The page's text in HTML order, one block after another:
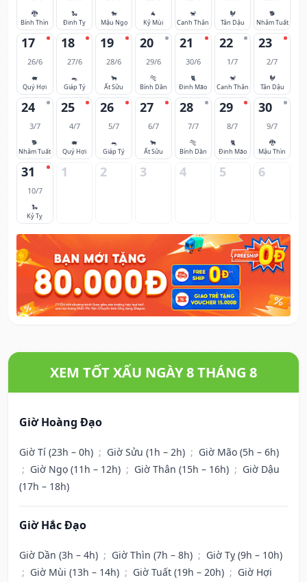
🐉
Bính Thìn
🐍
Đinh Tỵ
🐎
Mậu Ngọ
🐐
Kỷ Mùi
🐒
Canh Thân
🐓
Tân Dậu
🐕
Nhâm Tuất
17
26/6
🐖
Quý Hợi
18
27/6
🐀
Giáp Tý
19
28/6
🐂
Ất Sửu
20
29/6
🐅
Bính Dần
21
30/6
🐈
Đinh Mão
22
1/7
🐒
Canh Thân
23
2/7
🐓
Tân Dậu
24
3/7
🐕
Nhâm Tuất
25
4/7
🐖
Quý Hợi
26
5/7
🐀
Giáp Tý
27
6/7
🐂
Ất Sửu
28
7/7
🐅
Bính Dần
29
8/7
🐈
Đinh Mão
30
9/7
🐉
Mậu Thìn
31
10/7
🐍
Kỷ Tỵ
1 2 3 4 5 6
XEM TỐT XẤU NGÀY 8 THÁNG 8
Giờ Hoàng Đạo
Giờ Tí (23h – 0h) ; Giờ Sửu (1h – 2h) ; Giờ Mão (5h – 6h)
; Giờ Ngọ (11h – 12h) ; Giờ Thân (15h – 16h) ; Giờ Dậu
(17h – 18h)
Giờ Hắc Đạo
Giờ Dần (3h – 4h) ; Giờ Thìn (7h – 8h) ; Giờ Tỵ (9h – 10h)
; Giờ Mùi (13h – 14h) ; Giờ Tuất (19h – 20h) ; Giờ Hợi